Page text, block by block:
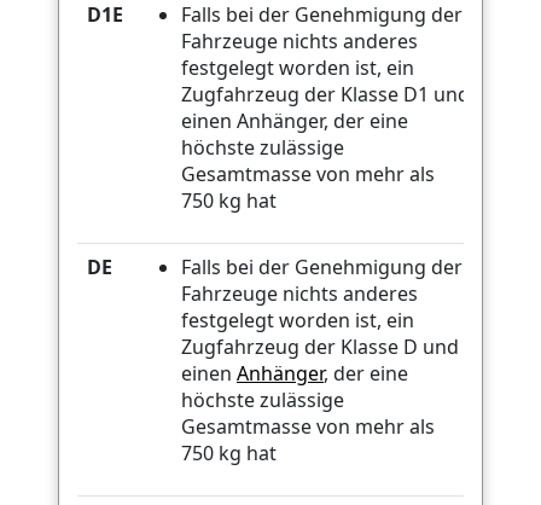
D1E
Falls bei der Genehmigung der
Fahrzeuge nichts anderes
festgelegt worden ist, ein
Zugfahrzeug der Klasse D1 und
einen Anhänger, der eine
höchste zulässige
Gesamtmasse von mehr als
750 kg hat
DE
Falls bei der Genehmigung der
Fahrzeuge nichts anderes
festgelegt worden ist, ein
Zugfahrzeug der Klasse D und
einen Anhänger, der eine
höchste zulässige
Gesamtmasse von mehr als
750 kg hat